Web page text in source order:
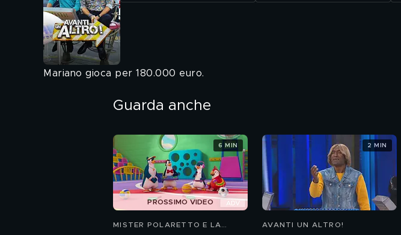
Mariano gioca per 180.000 euro.
Guarda anche
PROSSIMO VIDEO
MISTER POLARETTO E LA
6 MIN
AVANTI UN ALTRO!
2 MIN